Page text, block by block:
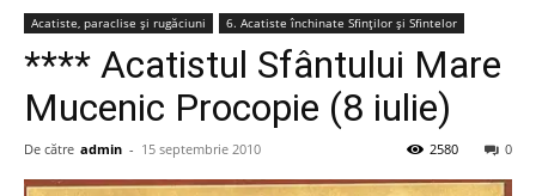
Acatiste, paraclise și rugăciuni 6. Acatiste închinate Sfinților și Sfintelor
**** Acatistul Sfântului Mare
Mucenic Procopie (8 iulie)
De către admin - 15 septembrie 2010 0
2580